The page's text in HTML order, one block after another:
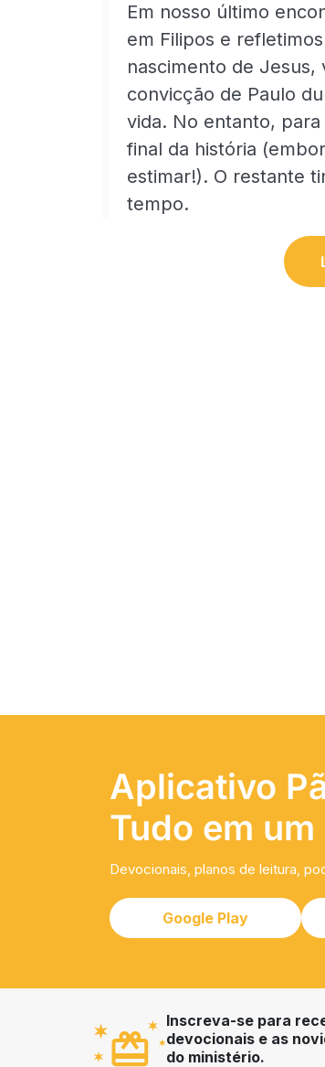
Em nosso último
em Filipos e
nascimento de Jesus,
convicção de Paulo
vida. No entanto,
final da história
estimar!). O restante
tempo.
Aplicativo
Tudo em
Devocionais, planos de leitura,
Google Play
Inscreva-se para
devocionais e as
do ministério.